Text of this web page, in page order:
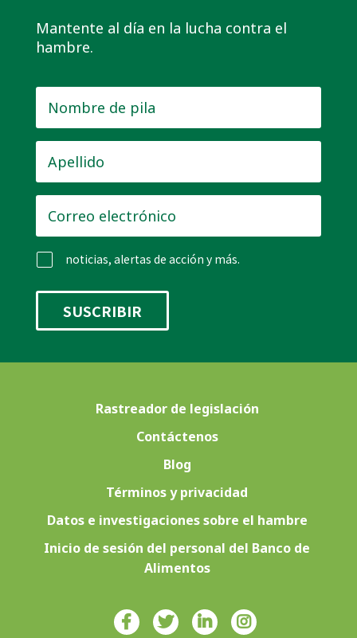
Mantente al día en la lucha contra el
hambre.
de
pila *
electrónico *
noticias, alertas de acción y más.
Rastreador de legislación
Contáctenos
Blog
Términos y privacidad
Datos e investigaciones sobre el hambre
Inicio de sesión del personal del Banco de
Alimentos